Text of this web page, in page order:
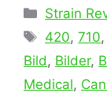
Strain
420,710,
Bild , Bilder,
Medical,